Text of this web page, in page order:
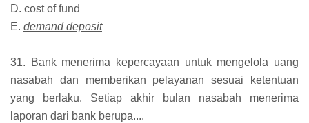
D. cost of fund
E. demand deposit
31. Bank menerima kepercayaan untuk mengelola uang
nasabah dan memberikan pelayanan sesuai ketentuan
yang berlaku. Setiap akhir bulan nasabah menerima
laporan dari bank berupa....